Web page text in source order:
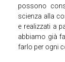
possono
scienza alla
e realizzati a
abbiamo già
farlo per ogni